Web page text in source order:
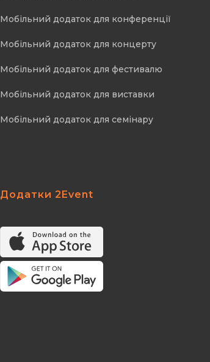
Мобільний додаток для конференції
Мобільний додаток для концерту
Мобільний додаток для фестивалю
Мобільний додаток для виставки
Мобільний додаток для семінару
Додатки 2Event